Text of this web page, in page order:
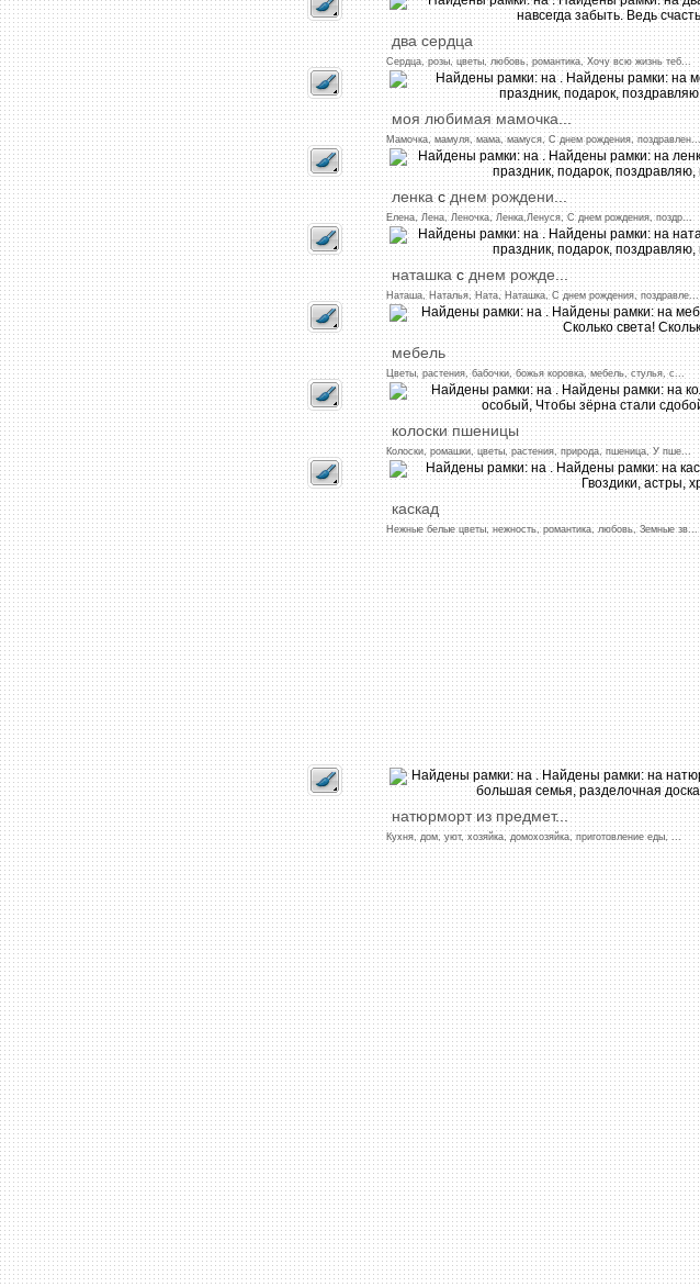
два сердца
Сердца, розы, цветы, любовь, романтика, Хочу всю жизнь теб ...
моя любимая мамочка...
Мамочка, мамуля, мама, мамуся, С днем рождения, поздравлен ...
ленкасднем рождени...
Елена, Лена, Леночка, Ленка,Ленуся, С днем рождения, поздр ...
наташкасднем рожде...
Наташа, Наталья, Ната, Наташка, Сднем рождения, поздравле...
мебель
Цветы, растения, бабочки, божья коровка, мебель, стулья, с...
колоски пшеницы
Колоски, ромашки, цветы, растения, природа, пшеница, У пше ...
каскад
Нежные белые цветы, нежность, романтика, любовь, Земные зв...
натюрморт из предмет...
Кухня, дом, уют, хозяйка, домохозяйка, приготовление еды, ...